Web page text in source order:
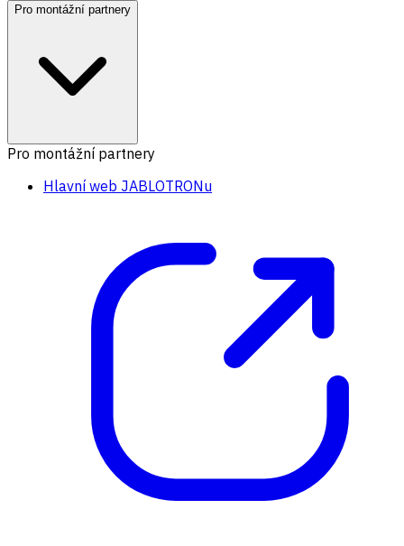
Pro montážní partnery
Pro montážní partnery
Hlavní web JABLOTRONu